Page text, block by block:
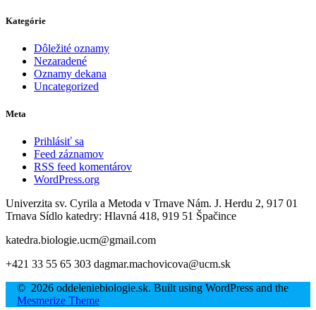
Kategórie
Dôležité oznamy
Nezaradené
Oznamy dekana
Uncategorized
Meta
Prihlásiť sa
Feed záznamov
RSS feed komentárov
WordPress.org
Univerzita sv. Cyrila a Metoda v Trnave Nám. J. Herdu 2, 917 01
Trnava Sídlo katedry: Hlavná 418, 919 51 Špačince
katedra.biologie.ucm@gmail.com
+421 33 55 65 303 dagmar.machovicova@ucm.sk
© 2026 oddeleniebiologie.sk. Built using WordPress and the
Mesmerize Theme